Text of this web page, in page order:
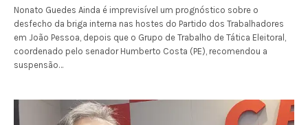
Nonato Guedes Ainda é imprevisível um prognóstico sobre o
desfecho da briga interna nas hostes do Partido dos Trabalhadores
em João Pessoa, depois que o Grupo de Trabalho de Tática Eleitoral,
coordenado pelo senador Humberto Costa (PE), recomendou a
suspensão…